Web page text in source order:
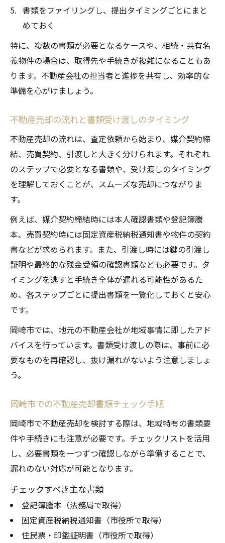
書類をファイリングし、提出タイミングごとにまと
めておく
特に、複数の書類が必要となるケースや、相続・共有名
義物件の場合は、取得先や手続きが複雑になることもあ
ります。不動産会社の担当者と進捗を共有し、効率的な
準備を心がけましょう。
不動産売却の流れと書類受け渡しのタイミング
不動産売却の流れは、査定依頼から始まり、媒介契約締
結、売買契約、引渡しと大きく分けられます。それぞれ
のステップで必要となる書類や、受け渡しのタイミング
を理解しておくことが、スムーズな売却につながりま
す。
例えば、媒介契約締結時には本人確認書類や登記簿謄
本、売買契約時には固定資産税納税通知書や物件の契約
書などが求められます。また、引渡し時には鍵の引渡し
証明や最終的な残金受領の確認書類なども必要です。タ
イミングを逃すと手続き全体が遅れる可能性があるた
め、各ステップごとに提出書類を一覧化しておくと安心
です。
岡崎市では、地元の不動産会社が地域事情に即したアド
バイスを行っています。書類受け渡しの際は、事前に必
要なものを再確認し、抜け漏れがないよう注意しましょ
う。
岡崎市での不動産売却書類チェック手順
岡崎市で不動産売却を検討する際は、地域特有の書類要
件や手続きにも注意が必要です。チェックリストを活用
し、必要書類を一つずつ確認しながら準備することで、
漏れのない対応が可能となります。
チェックすべき主な書類
登記簿謄本（法務局で取得）
固定資産税納税通知書（市役所で取得）
住民票・印鑑証明書（市役所で取得）